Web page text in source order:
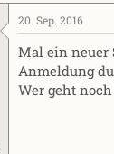
20. Sep. 2016
Mal ein neuer
Anmeldung
Wer geht